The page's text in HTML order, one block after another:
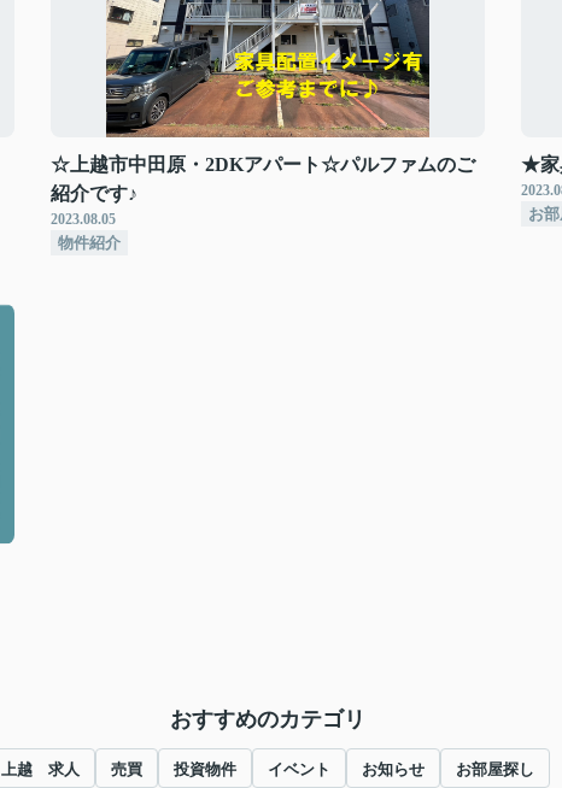
☆上越市中田原・2DKアパート☆パルファムのご
紹介です♪
2023.08.05
物件紹介
★家
お
おすすめのカテゴリ
上越 求人 売買 投資物件 イベント お知らせ お部屋探し